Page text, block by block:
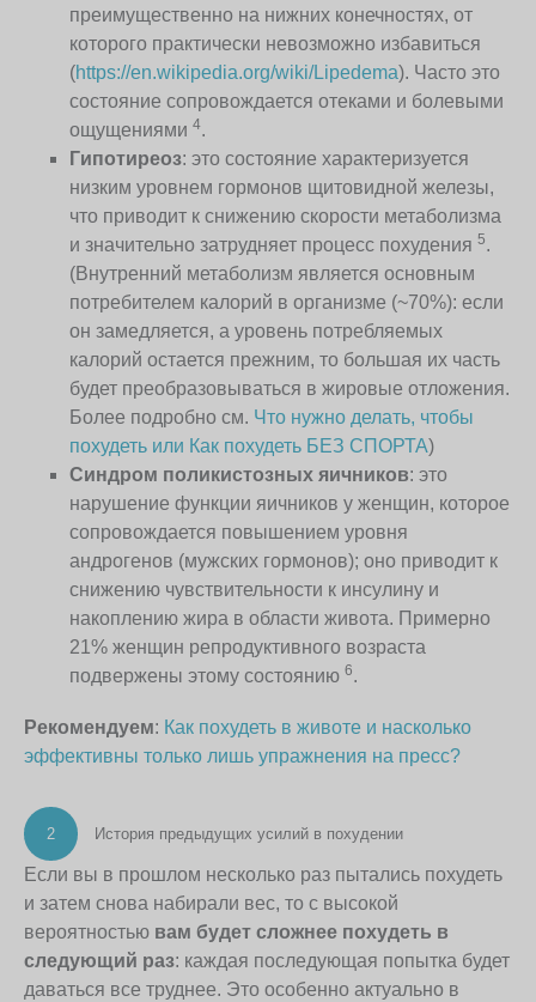
преимущественно на нижних конечностях, от
которого практически невозможно избавиться
(https://en.wikipedia.org/wiki/Lipedema). Часто это
состояние сопровождается отеками и болевыми
ощущениями4.
Гипотиреоз: это состояние характеризуется
низким уровнем гормонов щитовидной железы,
что приводит к снижению скорости метаболизма
и значительно затрудняет процесс похудения5.
(Внутренний метаболизм является основным
потребителем калорий в организме (~70%): если
он замедляется, а уровень потребляемых
калорий остается прежним, то большая их часть
будет преобразовываться в жировые отложения.
Более подробно см. Что нужно делать, чтобы
похудеть или Как похудеть БЕЗ СПОРТА)
Синдром поликистозных яичников: это
нарушение функции яичников у женщин, которое
сопровождается повышением уровня
андрогенов (мужских гормонов); оно приводит к
снижению чувствительности к инсулину и
накоплению жира в области живота. Примерно
21% женщин репродуктивного возраста
подвержены этому состоянию6.
Рекомендуем: Как похудеть в животе и насколько
эффективны только лишь упражнения на пресс?
2 История предыдущих усилий в похудении
Если вы в прошлом несколько раз пытались похудеть
и затем снова набирали вес, то с высокой
вероятностью вам будет сложнее похудеть в
следующий раз: каждая последующая попытка будет
даваться все труднее. Это особенно актуально в